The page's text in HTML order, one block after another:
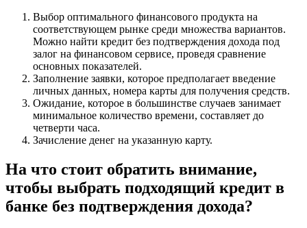
Выбор оптимального финансового продукта на
соответствующем рынке среди множества вариантов.
Можно найти кредит без подтверждения дохода под
залог на финансовом сервисе, проведя сравнение
основных показателей.
Заполнение заявки, которое предполагает введение
личных данных, номера карты для получения средств.
Ожидание, которое в большинстве случаев занимает
минимальное количество времени, составляет до
четверти часа.
Зачисление денег на указанную карту.
На что стоит обратить внимание,
чтобы выбрать подходящий кредит в
банке без подтверждения дохода?